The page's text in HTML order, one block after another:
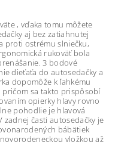
, vďaka tomu môžete
aj bez zatiahnutej
proti ostrému slniečku,
rukoväť bola
3 bodové
dieťaťa do autosedačky a
dopomôže k ľahkému
sa takto prispôsobí
opierky hlavy rovno
pohodlie je hlavová
časti autosedačky je
bábätiek
vložkou až